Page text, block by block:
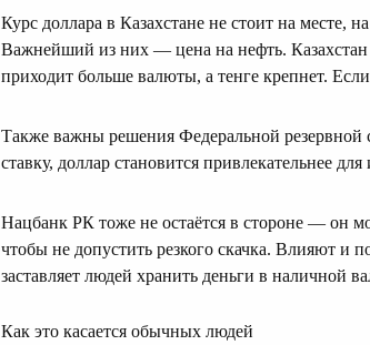
Курс доллара в Казахстане не стоит на месте,
Важнейший из них — цена на нефть. Казахстан
приходит больше валюты, а тенге крепнет.
Также важны решения Федеральной
ставку, доллар становится привлекательнее
Нацбанк РК тоже не остаётся в стороне — он
чтобы не допустить резкого скачка. Влияют и
заставляет людей хранить деньги в наличной
Как это касается обычных людей